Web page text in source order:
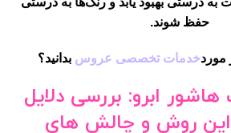
حفظ شوند.
موردخدمات تخصصی عروس بدانید؟
هاشور ابرو: بررسی دلایل
روش و چالش های